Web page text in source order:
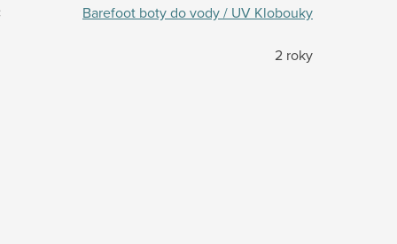
Barefoot boty do vody / UV Klobouky
2 roky